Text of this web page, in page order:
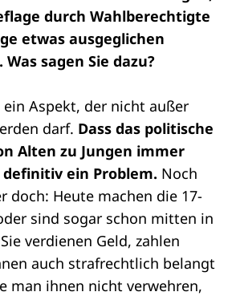
durch Wahlberechtigte
etwas ausgeglichen
sagen Sie dazu?
Aspekt, der nicht außer
darf. Dass das politische
Alten zu Jungen immer
ein Problem. Noch
doch: Heute machen die 17-
sind sogar schon mitten in
verdienen Geld, zahlen
auch strafrechtlich belangt
man ihnen nicht verwehren,